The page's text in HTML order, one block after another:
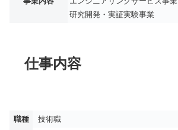
研究開発・実証実験事業
仕事内容
職種
技術職